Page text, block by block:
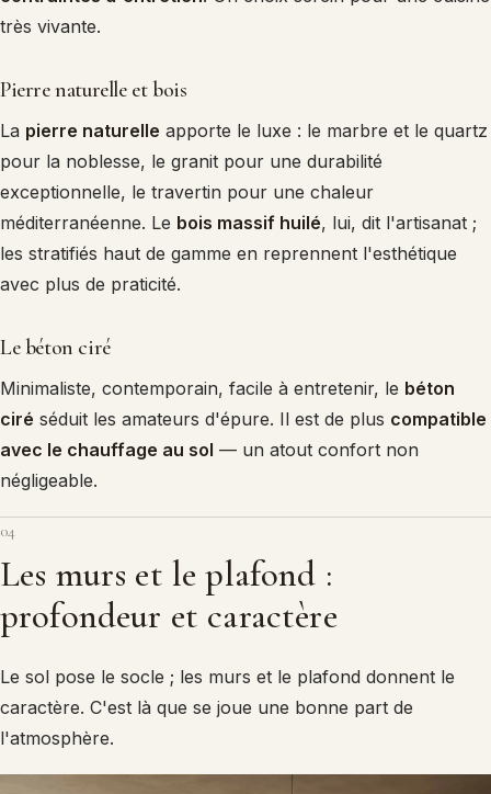
très vivante.
Pierre naturelle et bois
La pierre naturelle apporte le luxe : le marbre et le quartz
pour la noblesse, le granit pour une durabilité
exceptionnelle, le travertin pour une chaleur
méditerranéenne. Le bois massif huilé, lui, dit l'artisanat ;
les stratifiés haut de gamme en reprennent l'esthétique
avec plus de praticité.
Le béton ciré
Minimaliste, contemporain, facile à entretenir, le béton
ciré séduit les amateurs d'épure. Il est de plus compatible
avec le chauffage au sol — un atout confort non
négligeable.
04
Les murs et le plafond :
profondeur et caractère
Le sol pose le socle ; les murs et le plafond donnent le
caractère. C'est là que se joue une bonne part de
l'atmosphère.